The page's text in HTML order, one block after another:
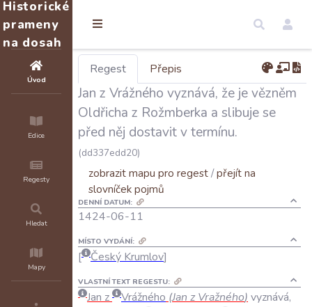
Historické
prameny
na dosah
Úvod
Edice
Regesty
Hledat
Mapy
Regest Přepis
Jan z Vrážného vyznává, že je vězněm
Oldřicha z Rožmberka a slibuje se
před něj dostavit v termínu.
(dd337edd20)
zobrazit mapu pro regest/přejít na
slovníček pojmů
DENNÍ DATUM:
1424-06-11
MÍSTO VYDÁNÍ:
Český Krumlov
VLASTNÍ TEXT REGESTU:
Jan z Vrážného (Jan z Vražného) vyznává,